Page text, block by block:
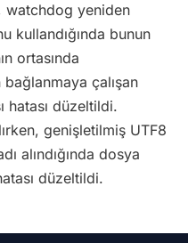
watchdog yeniden
kullandığında bunun
ortasında
çalışan
hatası düzeltildi.
genişletilmiş UTF8
alındığında dosya
düzeltildi.